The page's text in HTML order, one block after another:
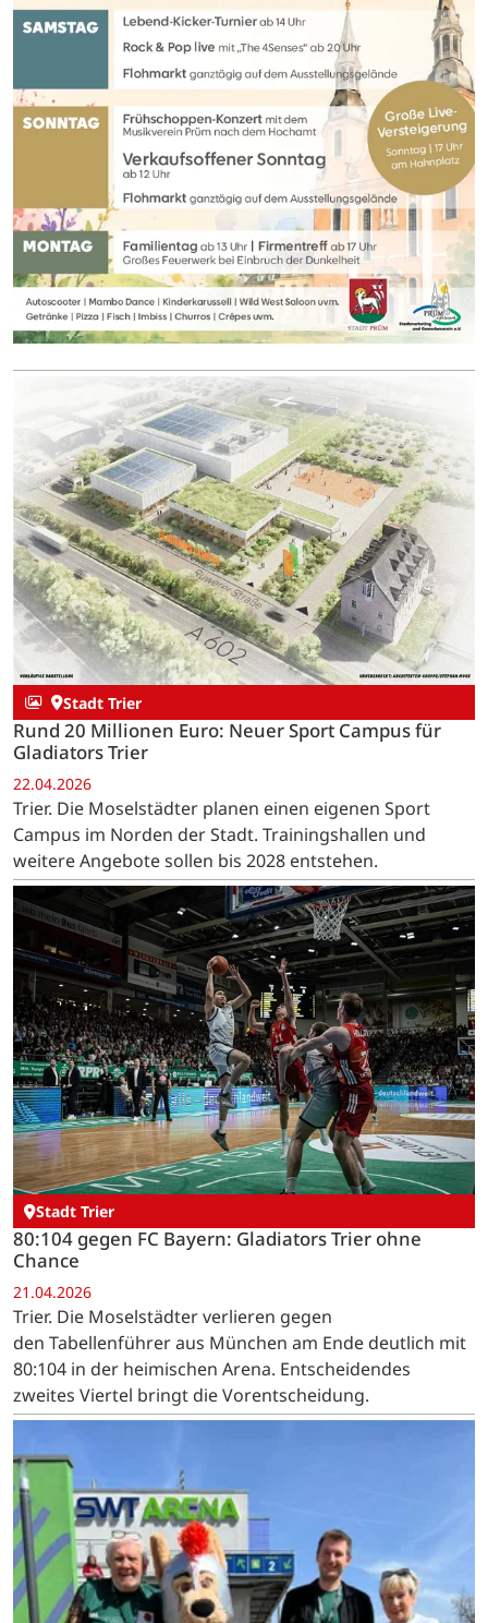
Stadt Trier
Rund 20 Millionen Euro: Neuer Sport Campus für
Gladiators Trier
22.04.2026
Trier. Die Moselstädter planen einen eigenen Sport
Campus im Norden der Stadt. Trainingshallen und
weitere Angebote sollen bis 2028 entstehen.
Stadt Trier
80:104 gegen FC Bayern: Gladiators Trier ohne
Chance
21.04.2026
Trier. Die Moselstädter verlieren gegen
den Tabellenführer aus München am Ende deutlich mit
80:104 in der heimischen Arena. Entscheidendes
zweites Viertel bringt die Vorentscheidung.